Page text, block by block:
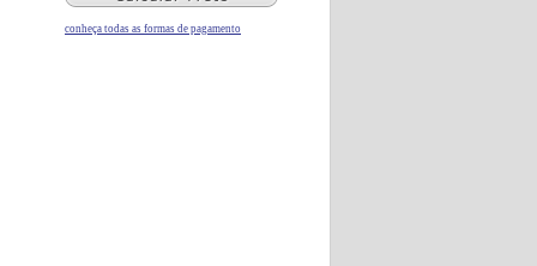
conheça todas as formas de pagamento